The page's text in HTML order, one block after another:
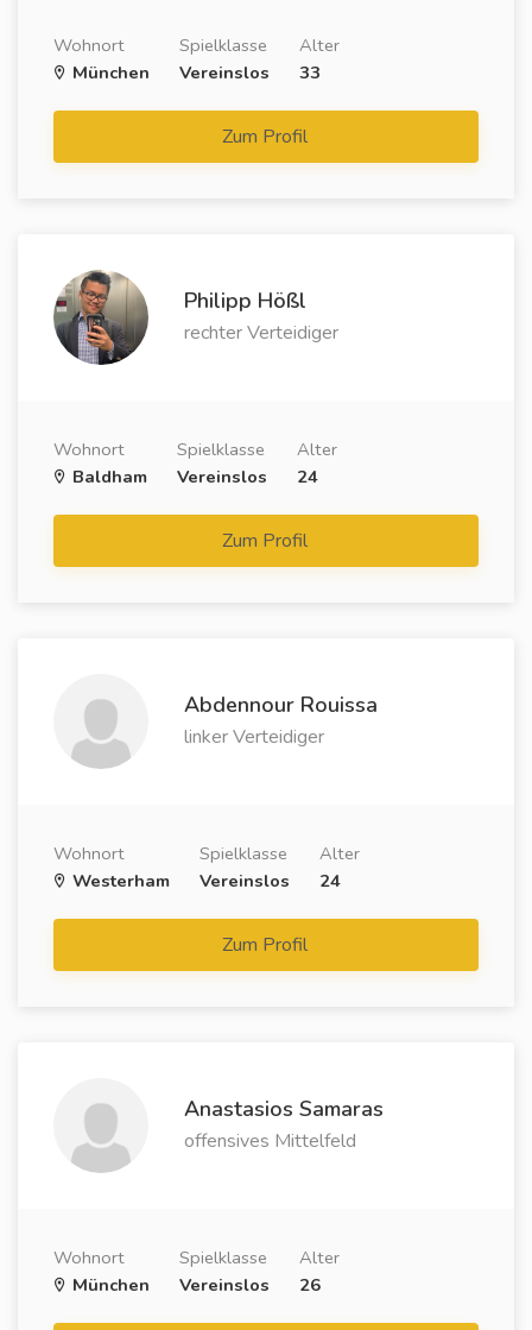
Wohnort
München
Spielklasse
Vereinslos
Alter
33
Zum Profil
Philipp Hößl
rechter Verteidiger
Wohnort
Baldham
Spielklasse
Vereinslos
Alter
24
Zum Profil
Abdennour Rouissa
linker Verteidiger
Wohnort
Westerham
Spielklasse
Vereinslos
Alter
24
Zum Profil
Anastasios Samaras
offensives Mittelfeld
Wohnort
München
Spielklasse
Vereinslos
Alter
26